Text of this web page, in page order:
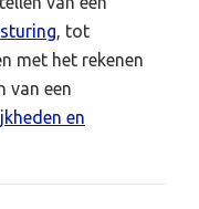
, tot
met het rekenen
van een
en